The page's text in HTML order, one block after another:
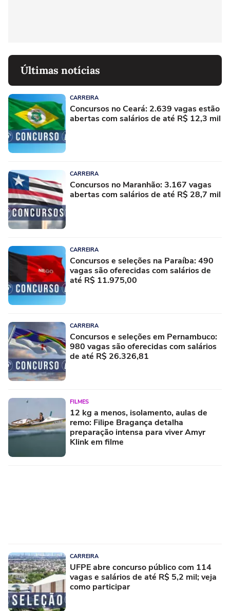
Últimas notícias
CARREIRA
Concursos no Ceará: 2.639 vagas estão
abertas com salários de até R$ 12,3 mil
CARREIRA
Concursos no Maranhão: 3.167 vagas
abertas com salários de até R$ 28,7 mil
CARREIRA
Concursos e seleções na Paraíba: 490
vagas são oferecidas com salários de
até R$ 11.975,00
CARREIRA
Concursos e seleções em Pernambuco:
980 vagas são oferecidas com salários
de até R$ 26.326,81
FILMES
12 kg a menos, isolamento, aulas de
remo: Filipe Bragança detalha
preparação intensa para viver Amyr
Klink em filme
CARREIRA
UFPE abre concurso público com 114
vagas e salários de até R$ 5,2 mil; veja
como participar